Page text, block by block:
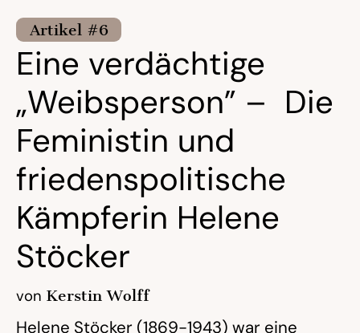
Artikel #6
Eine verdächtige
„Weibsperson” – Die
Feministin und
friedenspolitische
Kämpferin Helene
Stöcker
von Kerstin Wolff
Helene Stöcker (1869-1943) war eine